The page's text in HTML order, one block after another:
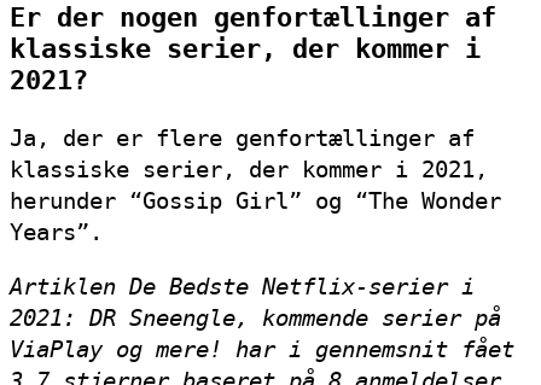
Er der nogen genfortællinger af
klassiske serier, der kommer i
2021?
Ja, der er flere genfortællinger af
klassiske serier, der kommer i 2021,
herunder “Gossip Girl” og “The Wonder
Years”.
Artiklen De Bedste Netflix-serier i
2021: DR Sneengle, kommende serier på
ViaPlay og mere! har i gennemsnit fået